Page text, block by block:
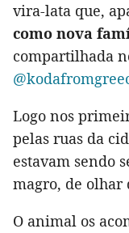
vira-lata que,
como nova
compartilhada
Logo nos
pelas ruas da
estavam sendo
magro, de olhar
O animal os